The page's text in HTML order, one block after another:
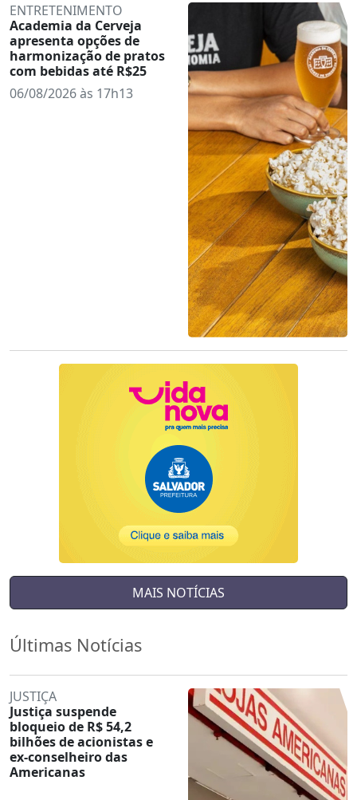
ENTRETENIMENTO
Academia da Cerveja
apresenta opções de
harmonização de pratos
com bebidas até R$25
06/08/2026 às 17h13
MAIS NOTÍCIAS
Últimas Notícias
JUSTIÇA
Justiça suspende
bloqueio de R$ 54,2
bilhões de acionistas e
ex-conselheiro das
Americanas